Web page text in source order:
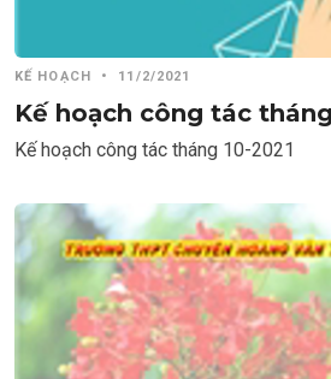
KẾ HOẠCH • 11/2/2021
Kế hoạch công tác
Kế hoạch công tác tháng 10-2021